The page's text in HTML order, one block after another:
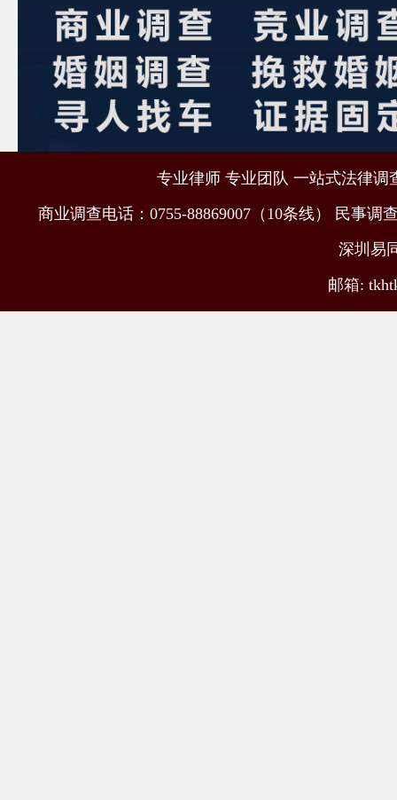
专业律师 专业团队 一站式法律调
商业调查电话：0755-88869007（10条线） 民事调
深圳易
邮箱: